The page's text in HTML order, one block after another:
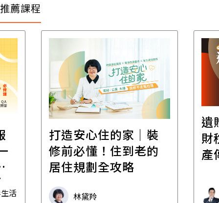
推薦課程
活
打造安心住的家｜裝
修前必懂！住到老的
居住規劃全攻略
林黛羚
遺
財
產